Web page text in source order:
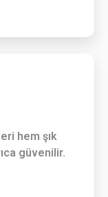
hem şık
güvenilir.